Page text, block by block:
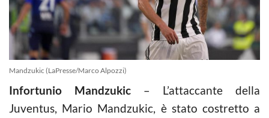
Mandzukic (LaPresse/Marco Alpozzi)
Infortunio Mandzukic – L’attaccante della
Juventus, Mario Mandzukic, è stato costretto a